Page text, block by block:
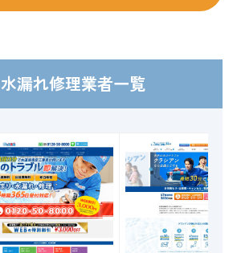
水漏れ修理業者一覧